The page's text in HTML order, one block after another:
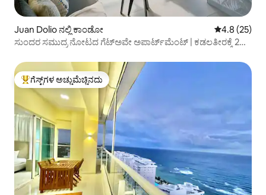
Juan Dolio ನಲ್ಲಿ ಕಾಂಡೋ 5 ರಲ್ಲಿ 4.8
4.8 (25)
ಸುಂದರ ಸಮುದ್ರ ನೋಟದ ಗೆಟ್‌ಅವೇ ಅಪಾರ್ಟ್‌ಮೆಂಟ್ | ಕಡಲತೀರಕ್ಕೆ 2
ಗೆಸ್ಟ್‌ಗಳಿಗೆ ಅತಿ ಹೆಚ್ಚು ಅಚ್ಚುಮೆಚ್ಚಿನದು
ಗೆಸ್ಟ್‌ಗಳ ಅಚ್ಚುಮೆಚ್ಚಿನದು